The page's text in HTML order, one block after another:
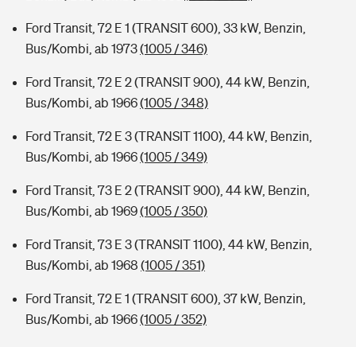
Ford Transit, 72 E 1 (TRANSIT 600), 33 kW, Benzin,
Bus/Kombi, ab 1973(1005 / 346)
Ford Transit, 72 E 2 (TRANSIT 900), 44 kW, Benzin,
Bus/Kombi, ab 1966(1005 / 348)
Ford Transit, 72 E 3 (TRANSIT 1100), 44 kW, Benzin,
Bus/Kombi, ab 1966(1005 / 349)
Ford Transit, 73 E 2 (TRANSIT 900), 44 kW, Benzin,
Bus/Kombi, ab 1969(1005 / 350)
Ford Transit, 73 E 3 (TRANSIT 1100), 44 kW, Benzin,
Bus/Kombi, ab 1968 (1005 / 351)
Ford Transit, 72 E 1 (TRANSIT 600), 37 kW, Benzin,
Bus/Kombi, ab 1966(1005 / 352)